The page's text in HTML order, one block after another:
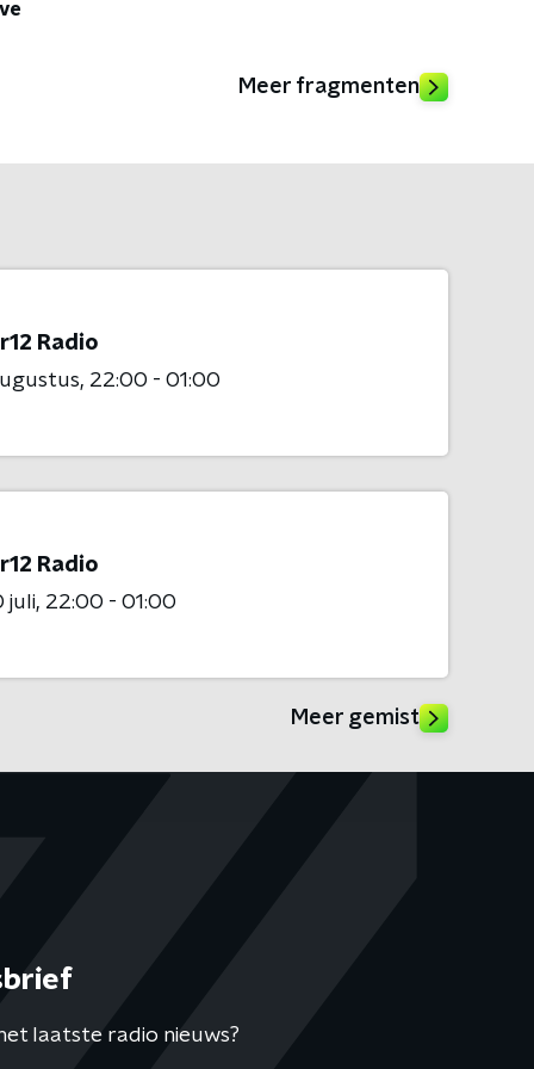
Meer fragmenten
Radio
22:00 - 01:00
Radio
juli 22:00 - 01:00
Meer gemist
laatste radio nieuws?